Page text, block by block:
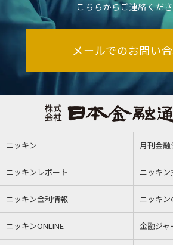
こちらからご連絡くださ
メールでのお問い
ニッキン 月刊金融
ニッキンレポート ニッキ
ニッキン金利情報 ニッキ
ニッキンONLINE 金融ジャ